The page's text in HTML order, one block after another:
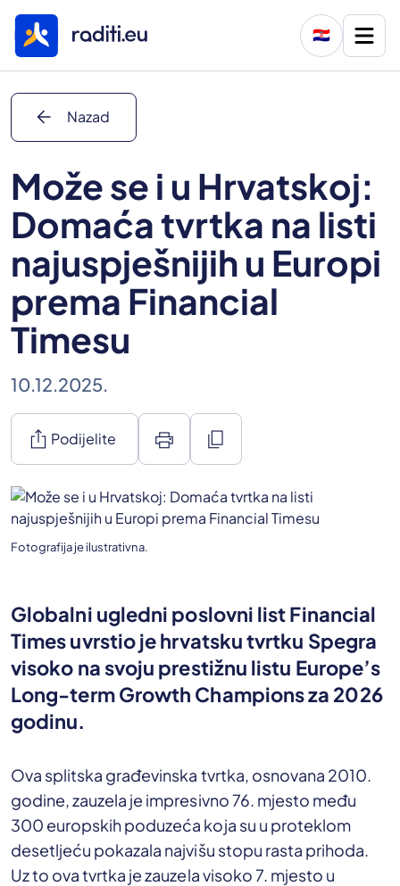
🇭🇷
arrow_back Nazad
Može se i u Hrvatskoj:
Domaća tvrtka na listi
najuspješnijih u Europi
prema Financial
Timesu
10.12.2025.
ios_share Podijelite print content_copy
Fotografija je ilustrativna.
Globalni ugledni poslovni list Financial
Times uvrstio je hrvatsku tvrtku Spegra
visoko na svoju prestižnu listu Europe’s
Long-term Growth Champions za 2026
godinu.
Ova splitska građevinska tvrtka, osnovana 2010.
godine, zauzela je impresivno 76. mjesto među
300 europskih poduzeća koja su u proteklom
desetljeću pokazala najvišu stopu rasta prihoda.
Uz to ova tvrtka je zauzela visoko 7. mjesto u